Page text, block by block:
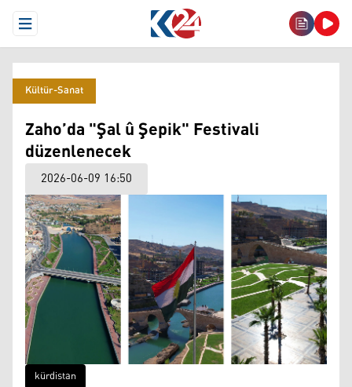
Open Menu
Kültür-Sanat
Zaho’da "Şal û Şepik" Festivali
düzenlenecek
2026-06-09 16:50
kürdistan